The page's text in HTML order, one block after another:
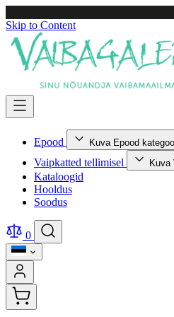
Skip to Content
Epood Kuva Epood
Vaipkatted tellimisel Kuva
Kataloogid
Hooldus
Soodus
0